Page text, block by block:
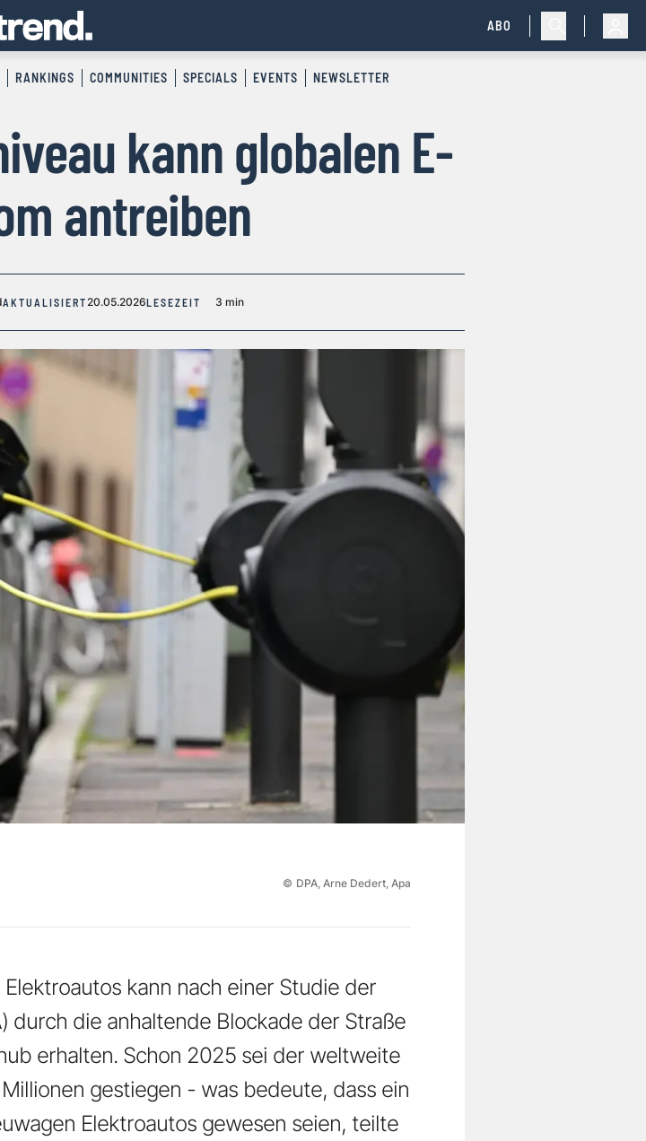
ABO
RANKINGS COMMUNITIES SPECIALS EVENTS NEWSLETTER
kann globalen E-
antreiben
AKTUALISIERT20.05.2026LESEZEIT 3 min
© DPA, Arne Dedert, Apa
kann nach einer Studie der
durch die anhaltende Blockade der Straße
erhalten. Schon 2025 sei der weltweite
gestiegen - was bedeute, dass ein
Elektroautos gewesen seien, teilte